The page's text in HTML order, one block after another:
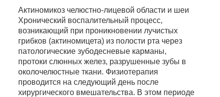
Актиномикоз челюстно-лицевой области и шеи
Хронический воспалительный процесс,
возникающий при проникновении лучистых
грибков (актиномицета) из полости рта через
патологические зубодесневые карманы,
протоки слюнных желез, разрушенные зубы в
околочелюстные ткани. Физиотерапия
проводится на следующий день после
хирургического вмешательства. В этом периоде